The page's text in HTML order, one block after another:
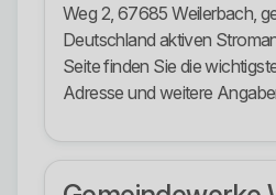
Weg 2, 67685 Weilerbach,
Deutschland aktiven
Seite finden Sie die
Adresse und weitere